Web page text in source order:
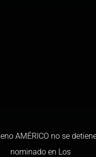
AMÉRICO no se
nominado en Los